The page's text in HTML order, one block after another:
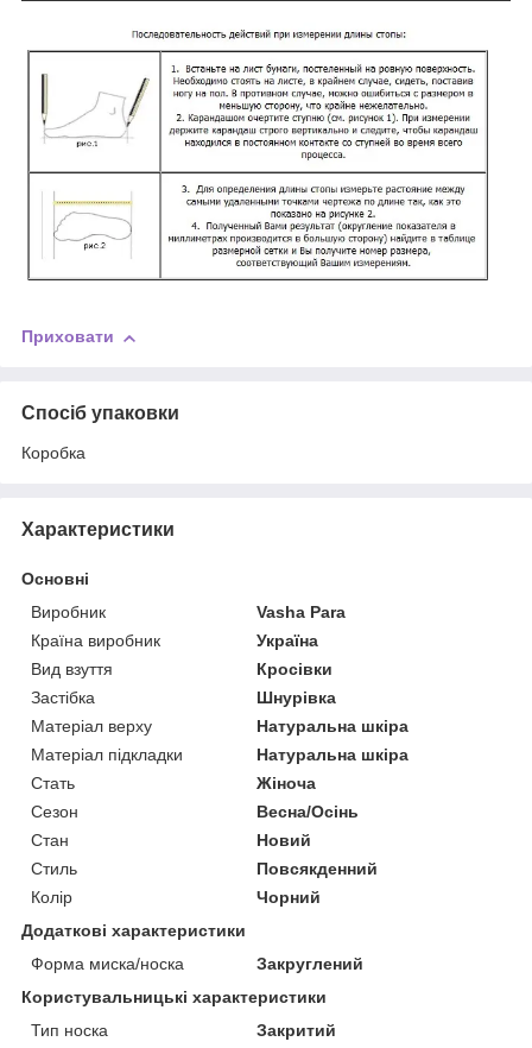
Приховати
Спосіб упаковки
Коробка
Характеристики
Основні
Виробник
Vasha Para
Країна виробник
Україна
Вид взуття
Кросівки
Застібка
Шнурівка
Матеріал верху
Натуральна шкіра
Матеріал підкладки
Натуральна шкіра
Стать
Жіноча
Сезон
Весна/Осінь
Стан
Новий
Стиль
Повсякденний
Колір
Чорний
Додаткові характеристики
Форма миска/носка
Закруглений
Користувальницькі характеристики
Тип носка
Закритий